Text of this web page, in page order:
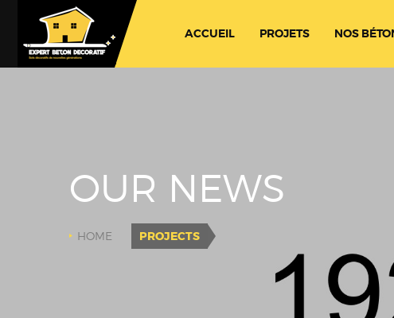
ACCUEIL PROJETS NOS
OUR NEWS
HOME PROJECTS